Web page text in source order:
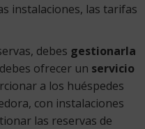
instalaciones, las tarifas
debes gestionarla
ofrecer un servicio
a los huéspedes
con instalaciones
las reservas de